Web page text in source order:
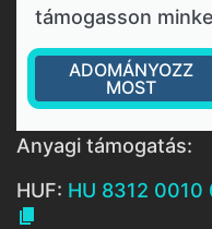
támogasson
ADOMÁNYOZZ
MOST
Anyagi támogatás:
HUF: HU 8312
